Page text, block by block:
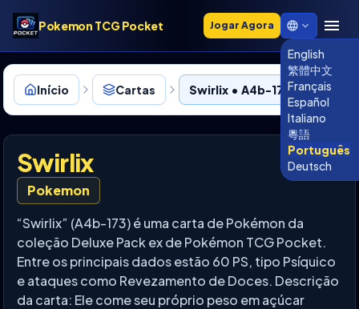
Pokemon TCG Pocket Jogar Agora
English
繁體中文
Français
Español
Italiano
粵語
Português
Deutsch
Início Cartas Swirlix • A4b-173
Swirlix
Pokemon
“Swirlix” (A4b-173) é uma carta de Pokémon da
coleção Deluxe Pack ex de Pokémon TCG Pocket.
Entre os principais dados estão 60 PS, tipo Psíquico
e ataques como Revezamento de Doces. Descrição
da carta: Ele come seu próprio peso em açúcar